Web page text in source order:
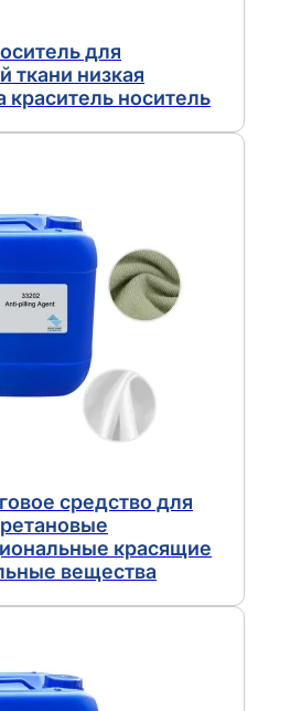
для
ткани низкая
краситель носитель
средство для
красящие
вещества